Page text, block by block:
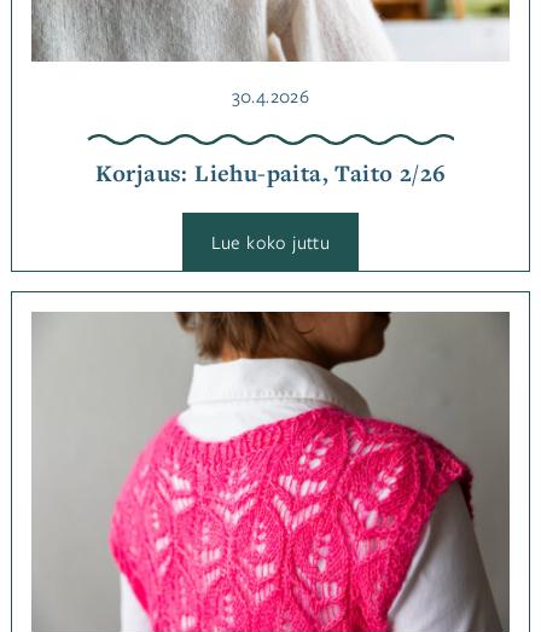
Korjaus: Liehu-paita, Taito 2/26
Julkaistu
30.4.2026
Lue koko juttu
Liehu-
paita,
Taito
2/26
Kategoriassa
Korjaukset